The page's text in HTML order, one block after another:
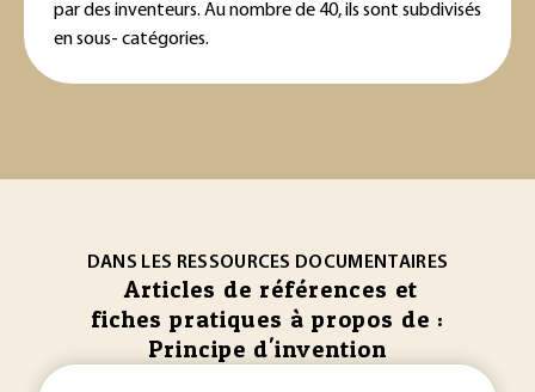
par des inventeurs. Au nombre de 40, ils sont subdivisés
en sous- catégories.
DANS LES RESSOURCES DOCUMENTAIRES
Articles de références et
fiches pratiques à propos de :
Principe d'invention